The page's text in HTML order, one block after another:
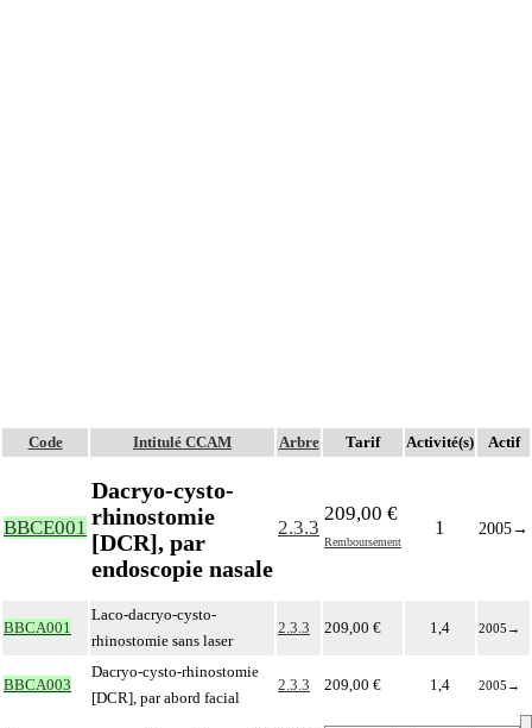
Code Intitulé CCAM Arbre Tarif Activité(s) Actif
BBCE001
Dacryo-cysto-
rhinostomie
[DCR], par
endoscopie nasale
2.3.3
209,00 €
Remboursement
1 2005→
BBCA001
Laco-dacryo-cysto-
rhinostomie sans laser
2.3.3 209,00 € 1,4 2005 →
BBCA003
Dacryo-cysto-rhinostomie
[DCR], par abord facial
2.3.3 209,00 € 1,4 2005 →